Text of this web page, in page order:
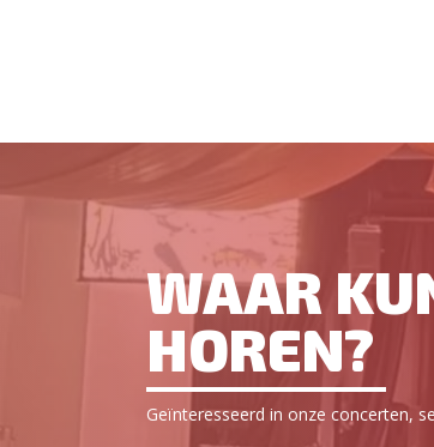
WAAR
HOREN?
Geïnteresseerd in onze concerten,